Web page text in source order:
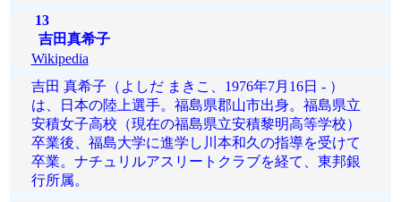
13
吉田真希子
Wikipedia
吉田 真希子（よしだ まきこ、1976年7月16日 - ）
は、日本の陸上選手。福島県郡山市出身。福島県立
安積女子高校（現在の福島県立安積黎明高等学校）
卒業後、福島大学に進学し川本和久の指導を受けて
卒業。ナチュリルアスリートクラブを経て、東邦銀
行所属。